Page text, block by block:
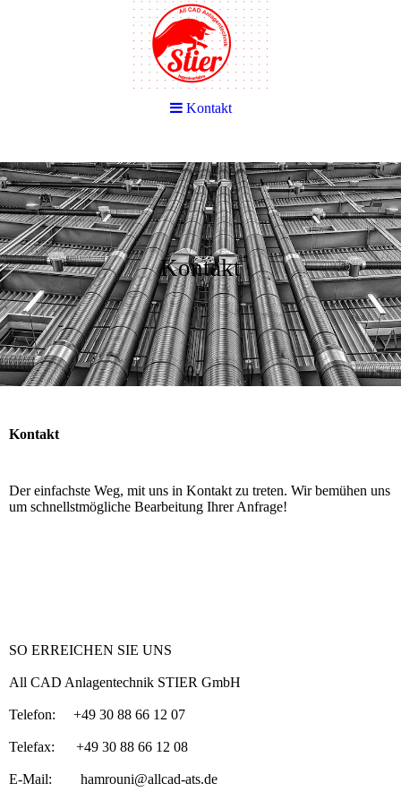
Kontakt
Kontakt
Der einfachste Weg, mit uns in Kontakt zu treten. Wir bemühen uns
um schnellstmögliche Bearbeitung Ihrer Anfrage!
SO ERREICHEN SIE UNS
All CAD Anlagentechnik STIER GmbH
Telefon: +49 30 88 66 12 07
Telefax: +49 30 88 66 12 08
E-Mail: hamrouni@allcad-ats.de
Kontakt